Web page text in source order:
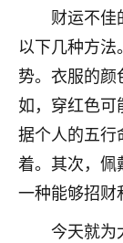
财运不佳
以下几种方
势。衣服的
如，穿红色可
据个人的五行
着。其次，佩
一种能够招财
今天就为
2天前 来自
优秀的张
老师收徒
2天前 来自